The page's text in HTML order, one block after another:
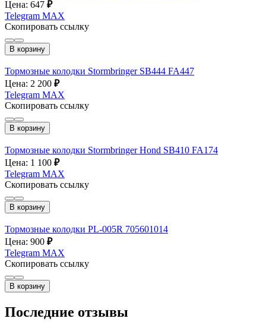
Цена: 647 ₽
Telegram MAX
Скопировать ссылку
В корзину
Тормозные колодки Stormbringer SB444 FA447
Цена: 2 200 ₽
Telegram MAX
Скопировать ссылку
В корзину
Тормозные колодки Stormbringer Hond SB410 FA174
Цена: 1 100 ₽
Telegram MAX
Скопировать ссылку
В корзину
Тормозные колодки PL-005R 705601014
Цена: 900 ₽
Telegram MAX
Скопировать ссылку
В корзину
Последние отзывы